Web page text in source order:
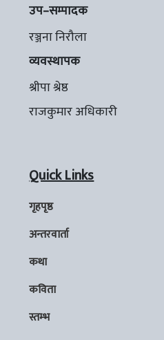
उप–सम्पादक
रञ्जना निरौला
व्यवस्थापक
श्रीपा श्रेष्ठ
राजकुमार अधिकारी
Quick Links
गृहपृष्ठ
अन्तरवार्ता
कथा
कविता
स्तम्भ